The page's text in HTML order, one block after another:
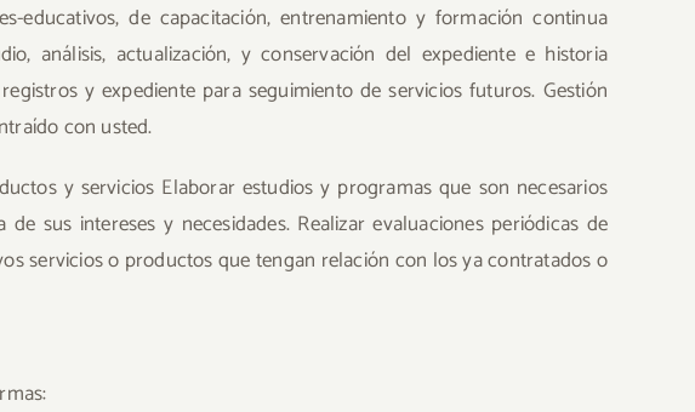
educativos, de capacitación, entrenamiento y formación continua
análisis, actualización, y conservación del expediente e historia
y expediente para seguimiento de servicios futuros. Gestión
con usted.
y servicios Elaborar estudios y programas que son necesarios
sus intereses y necesidades. Realizar evaluaciones periódicas de
servicios o productos que tengan relación con los ya contratados o